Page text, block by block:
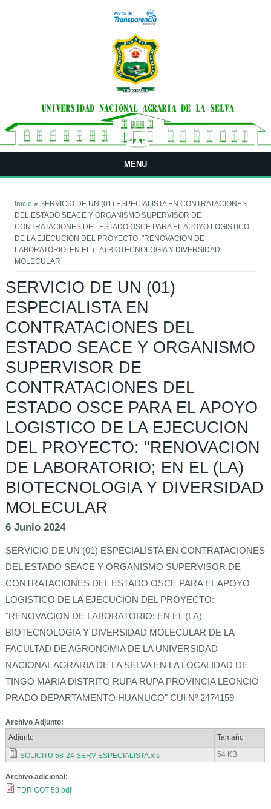
MENU
Inicio » SERVICIO DE UN (01) ESPECIALISTA EN CONTRATACIONES
DEL ESTADO SEACE Y ORGANISMO SUPERVISOR DE
CONTRATACIONES DEL ESTADO OSCE PARA EL APOYO LOGISTICO
DE LA EJECUCION DEL PROYECTO: "RENOVACION DE
LABORATORIO; EN EL (LA) BIOTECNOLOGIA Y DIVERSIDAD
MOLECULAR
SERVICIO DE UN (01)
ESPECIALISTA EN
CONTRATACIONES DEL
ESTADO SEACE Y ORGANISMO
SUPERVISOR DE
CONTRATACIONES DEL
ESTADO OSCE PARA EL APOYO
LOGISTICO DE LA EJECUCION
DEL PROYECTO: "RENOVACION
DE LABORATORIO; EN EL (LA)
BIOTECNOLOGIA Y DIVERSIDAD
MOLECULAR
6 Junio 2024
SERVICIO DE UN (01) ESPECIALISTA EN CONTRATACIONES
DEL ESTADO SEACE Y ORGANISMO SUPERVISOR DE
CONTRATACIONES DEL ESTADO OSCE PARA EL APOYO
LOGISTICO DE LA EJECUCION DEL PROYECTO:
"RENOVACION DE LABORATORIO; EN EL (LA)
BIOTECNOLOGIA Y DIVERSIDAD MOLECULAR DE LA
FACULTAD DE AGRONOMIA DE LA UNIVERSIDAD
NACIONAL AGRARIA DE LA SELVA EN LA LOCALIDAD DE
TINGO MARIA DISTRITO RUPA RUPA PROVINCIA LEONCIO
PRADO DEPARTAMENTO HUANUCO" CUI Nº 2474159
Archivo Adjunto:
Adjunto
Tamaño
SOLICITU 58-24 SERV ESPECIALISTA.xls 54 KB
Archivo adicional:
TDR COT 58.pdf